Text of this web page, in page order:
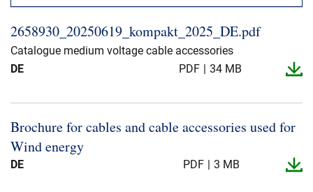
Kontakt
2658930_​20250619_​kompakt_​2025_​DE.​pdf
Catalogue medium voltage cable accessories
DE
PDF 34 MB
Brochure for cables and cable accessories used for
Wind energy
DE PDF 3 MB